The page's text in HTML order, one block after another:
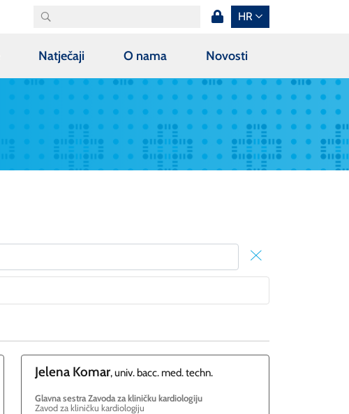
HR
Natječaji O nama Novosti
X
Jelena Komar, univ. bacc. med. techn.
Glavna sestra Zavoda za kliničku kardiologiju
Zavod za kliničku kardiologiju